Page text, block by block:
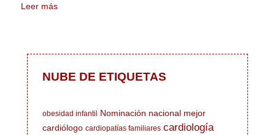
Leer más
NUBE DE ETIQUETAS
obesidad infantil Nominación nacional mejor
cardiólogo cardiopatías familiares cardiología